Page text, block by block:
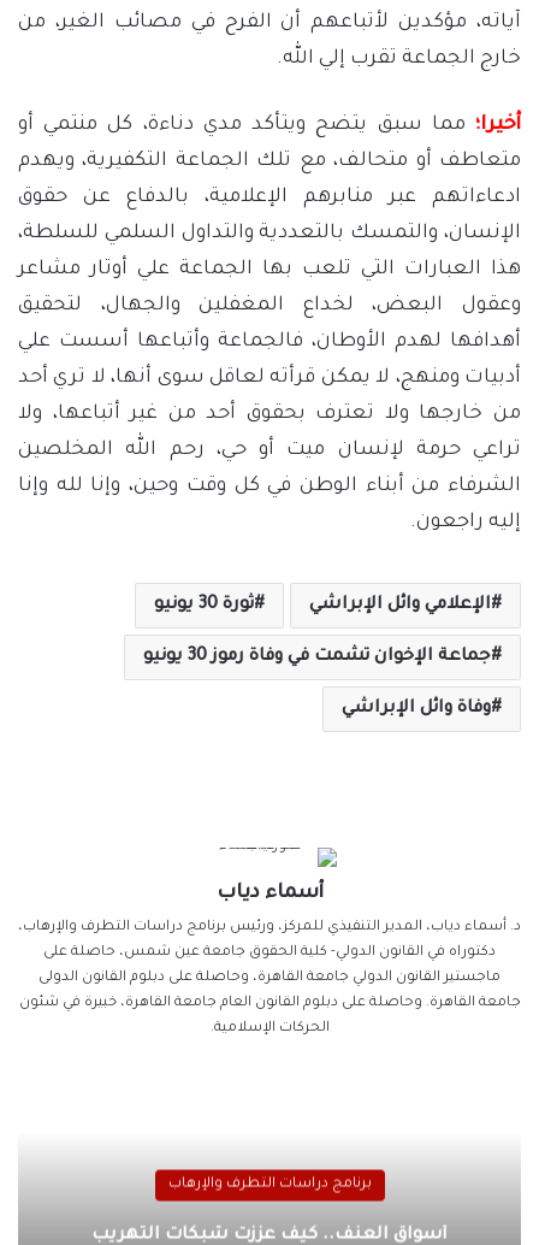
آياته، مؤكدين لأتباعهم أن الفرح في مصائب الغير، من
خارج الجماعة تقرب إلي الله.
أخيرا؛ مما سبق يتضح ويتأكد مدي دناءة، كل منتمي أو
متعاطف أو متحالف، مع تلك الجماعة التكفيرية، ويهدم
ادعاءاتهم عبر منابرهم الإعلامية، بالدفاع عن حقوق
الإنسان، والتمسك بالتعددية والتداول السلمي للسلطة،
هذا العبارات التي تلعب بها الجماعة علي أوتار مشاعر
وعقول البعض، لخداع المغفلين والجهال، لتحقيق
أهدافها لهدم الأوطان، فالجماعة وأتباعها أسست علي
أدبيات ومنهج، لا يمكن قرأته لعاقل سوى أنها، لا تري أحد
من خارجها ولا تعترف بحقوق أحد من غير أتباعها، ولا
تراعي حرمة لإنسان ميت أو حي، رحم الله المخلصين
الشرفاء من أبناء الوطن في كل وقت وحين، وإنا لله وإنا
إليه راجعون.
الإعلامي وائل الإبراشي ثورة 30 يونيو
جماعة الإخوان تشمت في وفاة رموز 30 يونيو
وفاة وائل الإبراشي
أسماء دياب
د. أسماء دياب، المدير التنفيذي للمركز، ورئيس برنامج دراسات التطرف والإرهاب،
دكتوراه في القانون الدولي- كلية الحقوق جامعة عين شمس، حاصلة على
ماجستير القانون الدولي جامعة القاهرة، وحاصلة على دبلوم القانون الدولى
جامعة القاهرة. وحاصلة على دبلوم القانون العام جامعة القاهرة، خبيرة في شئون
الحركات الإسلامية.
برنامج دراسات التطرف والإرهاب
أسواق العنف.. كيف عززت شبكات التهريب